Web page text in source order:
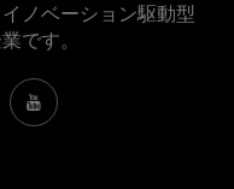
ノベーション駆動型
です。